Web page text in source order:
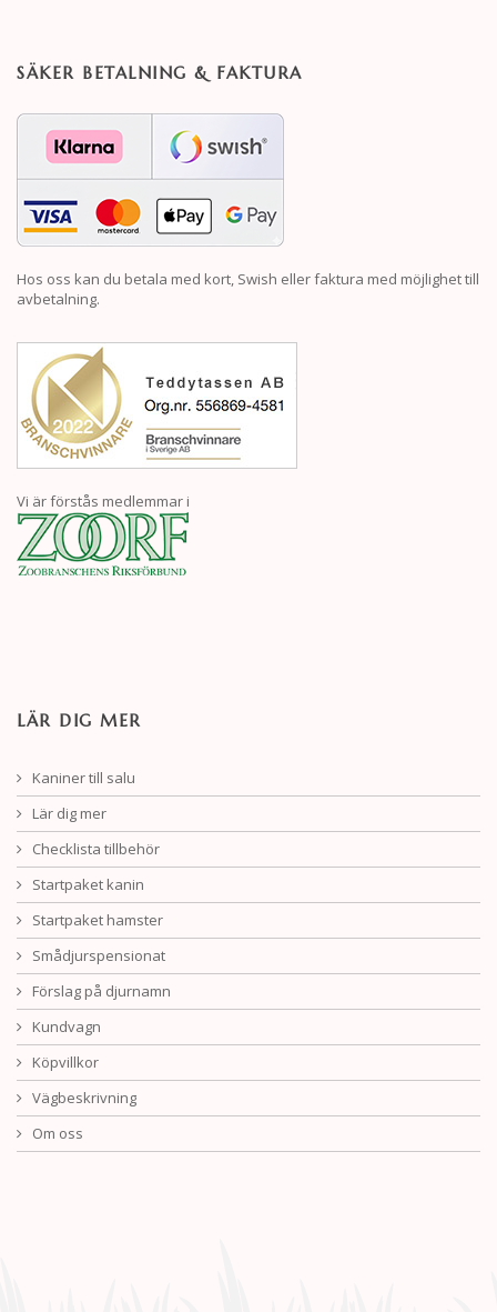
SÄKER BETALNING & FAKTURA
Hos oss kan du betala med kort, Swish eller faktura med möjlighet till
avbetalning.
Vi är förstås medlemmar i
LÄR DIG MER
Kaniner till salu
Lär dig mer
Checklista tillbehör
Startpaket kanin
Startpaket hamster
Smådjurspensionat
Förslag på djurnamn
Kundvagn
Köpvillkor
Vägbeskrivning
Om oss